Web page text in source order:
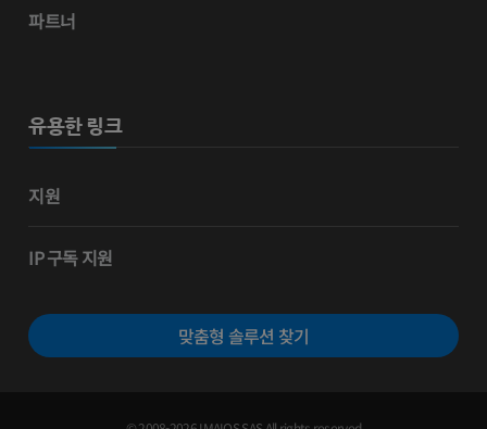
파트너
유용한 링크
지원
IP 구독 지원
맞춤형 솔루션 찾기